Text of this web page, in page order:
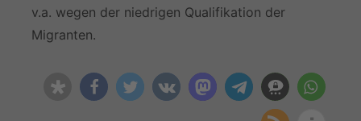
v.a. wegen der niedrigen Qualifikation der
Migranten.